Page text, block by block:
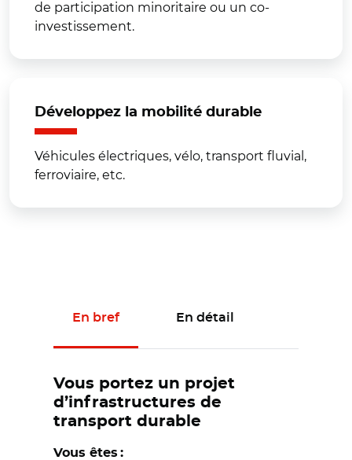
de participation minoritaire ou un co-
investissement.
Développez la mobilité durable
Véhicules électriques, vélo, transport fluvial,
ferroviaire, etc.
En bref En détail
Vous portez un projet
d’infrastructures de
transport durable
Vous êtes :